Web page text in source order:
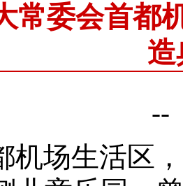
委会首都
--
机场生活区